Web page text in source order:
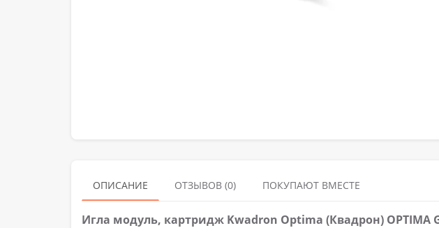
ОПИСАНИЕ ОТЗЫВОВ (0) ПОКУПАЮТ ВМЕСТЕ
Игла модуль, картридж Kwadron Optima (Квадрон) OPTIMA